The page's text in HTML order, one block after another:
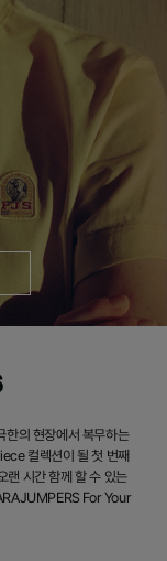
한의 현장에서 복무하는
컬렉션이 될 첫 번째
랜 시간 함께 할 수 있는
For Your